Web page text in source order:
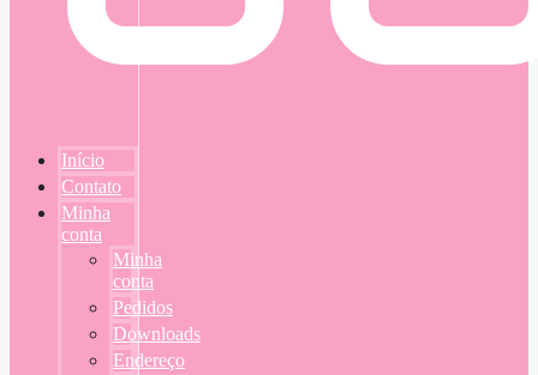
Início
Contato
Minha
conta
Minha
conta
Pedidos
Downloads
Endereço